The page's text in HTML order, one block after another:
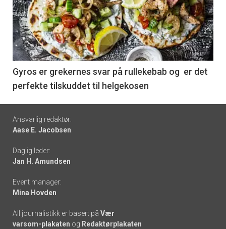
akkurat
nå
-
6
Gyros er grekernes svar på rullekebab og er det
perfekte tilskuddet til helgekosen
Footer
-
links
Ansvarlig redaktør:
Aase E. Jacobsen
Daglig leder:
Jan H. Amundsen
Event manager:
Mina Hovden
All journalistikk er basert på Vær
varsom-plakaten og Redaktørplakaten